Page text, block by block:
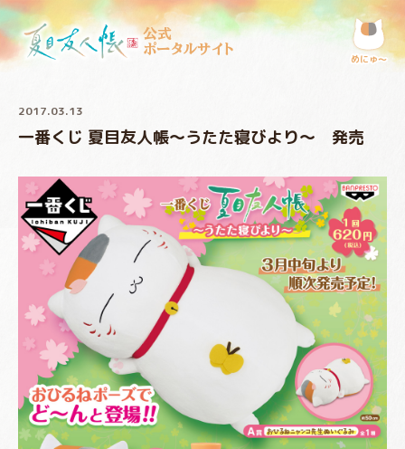
公式
ポータルサイト
めにゅ〜
2017.03.13
一番くじ 夏目友人帳～うたた寝びより～ 発売